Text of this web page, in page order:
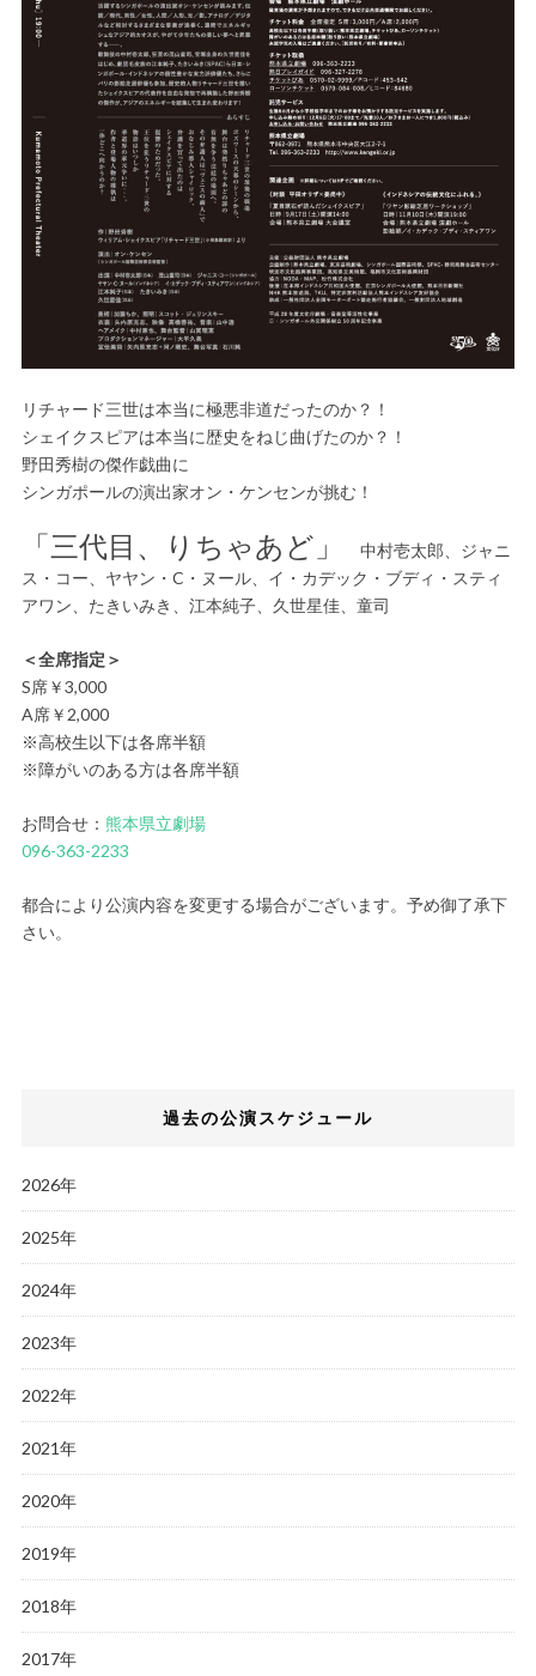
リチャード三世は本当に極悪非道だったのか？！
シェイクスピアは本当に歴史をねじ曲げたのか？！
野田秀樹の傑作戯曲に
シンガポールの演出家オン・ケンセンが挑む！
「三代目、りちゃあど」
中村壱太郎、ジャニ
ス・コー、ヤヤン・C・ヌール、イ・カデック・ブディ・スティ
アワン、たきいみき、江本純子、久世星佳、童司
＜全席指定＞
S席￥3,000
A席￥2,000
※高校生以下は各席半額
※障がいのある方は各席半額
お問合せ： 熊本県立劇場
096-363-2233
都合により公演内容を変更する場合がございます。予め御了承下
さい。
過去の公演スケジュール
2026年
2025年
2024年
2023年
2022年
2021年
2020年
2019年
2018年
2017年